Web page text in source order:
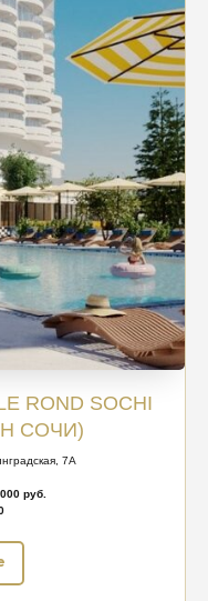
ROND SOCHI
СОЧИ)
7А
руб.